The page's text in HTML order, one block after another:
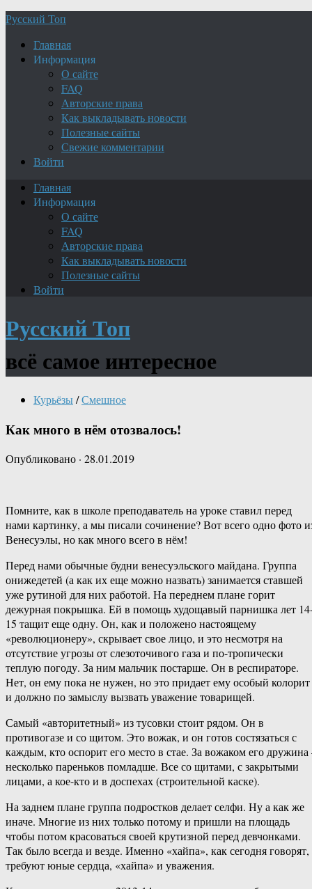
Русский Топ
Главная
Информация
О сайте
FAQ
Авторские права
Как выкладывать новости
Полезные сайты
Свежие комментарии
Войти
Главная
Информация
О сайте
FAQ
Авторские права
Как выкладывать новости
Полезные сайты
Войти
Русский Топ
всё самое интересное
Курьёзы/Смешное
Как много в нём отозвалось!
Опубликовано · 28.01.2019
Помните, как в школе преподаватель на уроке ставил перед
нами картинку, а мы писали сочинение? Вот всего одно фото
Венесуэлы, но как много всего в нём!
Перед нами обычные будни венесуэльского майдана. Группа
онижедетей (а как их еще можно назвать) занимается ставшей
уже рутиной для них работой. На переднем плане горит
дежурная покрышка. Ей в помощь худощавый парнишка лет
15 тащит еще одну. Он, как и положено настоящему
«революционеру», скрывает свое лицо, и это несмотря на
отсутствие угрозы от слезоточивого газа и по-тропически
теплую погоду. За ним мальчик постарше. Он в респираторе.
Нет, он ему пока не нужен, но это придает ему особый колорит
и должно по замыслу вызвать уважение товарищей.
Самый «авторитетный» из тусовки стоит рядом. Он в
противогазе и со щитом. Это вожак, и он готов состязаться с
каждым, кто оспорит его место в стае. За вожаком его дружина
несколько пареньков помладше. Все со щитами, с закрытыми
лицами, а кое-кто и в доспехах (строительной каске).
На заднем плане группа подростков делает селфи. Ну а как же
иначе. Многие из них только потому и пришли на площадь
чтобы потом красоваться своей крутизной перед девчонками.
Так было всегда и везде. Именно «хайпа», как сегодня говорят,
требуют юные сердца, «хайпа» и уважения.